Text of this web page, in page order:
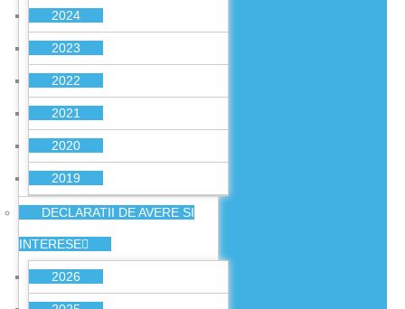
2024
2023
2022
2021
2020
2019
DECLARATII DE AVERE SI
INTERESE
2026